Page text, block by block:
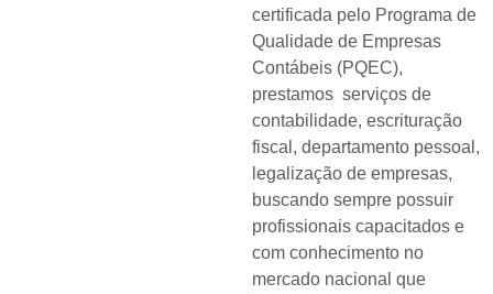
certificada pelo Programa de
Qualidade de Empresas
Contábeis (PQEC),
prestamos serviços de
contabilidade, escrituração
fiscal, departamento pessoal,
legalização de empresas,
buscando sempre possuir
profissionais capacitados e
com conhecimento no
mercado nacional que